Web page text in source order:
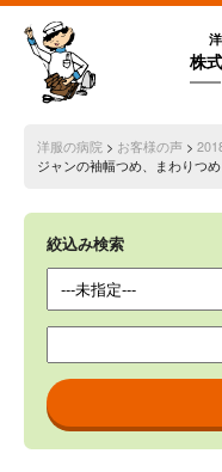
株
洋服の病院 > お客様の声>
ジャンの袖幅つめ、まわりつめ
絞込み検索